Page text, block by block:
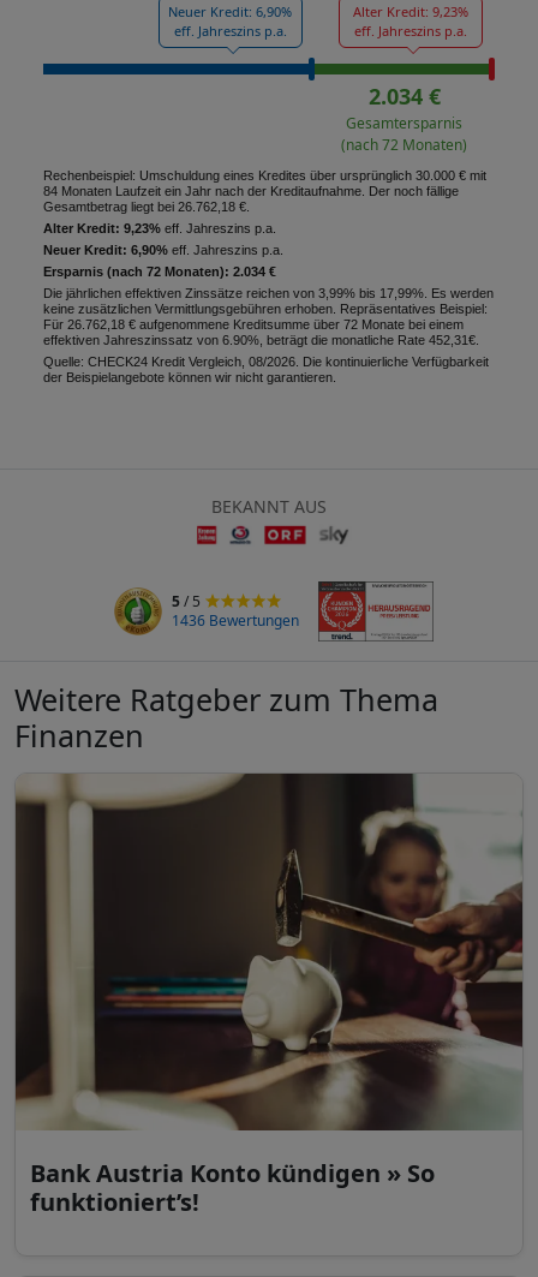
Neuer Kredit: 6,90%
eff. Jahreszins p.a.
Alter Kredit: 9,23%
eff. Jahreszins p.a.
2.034 €
Gesamtersparnis
(nach 72 Monaten)
Rechenbeispiel: Umschuldung eines Kredites über ursprünglich 30.000 € mit
84 Monaten Laufzeit ein Jahr nach der Kreditaufnahme. Der noch fällige
Gesamtbetrag liegt bei 26.762,18 €.
Alter Kredit: 9,23% eff. Jahreszins p.a.
Neuer Kredit: 6,90% eff. Jahreszins p.a.
Ersparnis (nach 72 Monaten): 2.034 €
Die jährlichen effektiven Zinssätze reichen von 3,99% bis 17,99%. Es werden
keine zusätzlichen Vermittlungsgebühren erhoben. Repräsentatives Beispiel:
Für 26.762,18 € aufgenommene Kreditsumme über 72 Monate bei einem
effektiven Jahreszinssatz von 6.90%, beträgt die monatliche Rate 452,31€.
Quelle: CHECK24 Kredit Vergleich, 08/2026. Die kontinuierliche Verfügbarkeit
der Beispielangebote können wir nicht garantieren.
BEKANNT AUS
5/ 5
1436 Bewertungen
Weitere Ratgeber zum Thema
Finanzen
Bank Austria Konto kündigen » So
funktioniert’s!